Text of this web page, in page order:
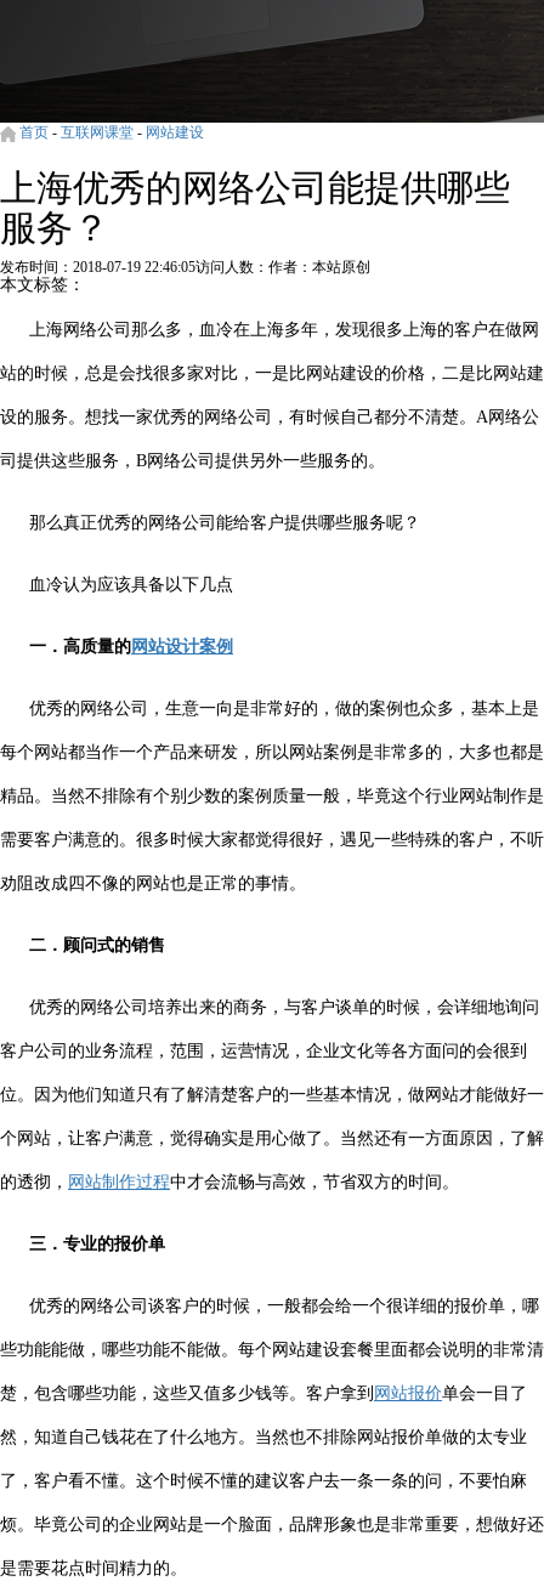
首页 - 互联网课堂 - 网站建设
上海优秀的网络公司能提供哪些
服务？
发布时间：2018-07-19 22:46:05访问人数： 作者：本站原创
本文标签：
上海网络公司 那么多，血冷在上海多年，发现很多上海的客户在做网
站的时候，总是会找很多家对比，一是比网站建设的价格，二是比网站建
设的服务。想找一家优秀的网络公司，有时候自己都分不清楚。A网络公
司提供这些服务，B网络公司提供另外一些服务的。
那么真正优秀的网络公司能给客户提供哪些服务呢？
血冷认为应该具备以下几点
一．高质量的网站设计案例
优秀的网络公司，生意一向是非常好的，做的案例也众多，基本上是
每个网站都当作一个产品来研发，所以网站案例是非常多的，大多也都是
精品。当然不排除有个别少数的案例质量一般，毕竟这个行业网站制作是
需要客户满意的。很多时候大家都觉得很好，遇见一些特殊的客户，不听
劝阻改成四不像的网站也是正常的事情。
二．顾问式的销售
优秀的网络公司培养出来的商务，与客户谈单的时候，会详细地询问
客户公司的业务流程，范围，运营情况，企业文化等各方面问的会很到
位。因为他们知道只有了解清楚客户的一些基本情况，做网站才能做好一
个网站，让客户满意，觉得确实是用心做了。当然还有一方面原因，了解
的透彻， 网站制作过程中才会流畅与高效，节省双方的时间。
三．专业的报价单
优秀的网络公司谈客户的时候，一般都会给一个很详细的报价单，哪
些功能能做，哪些功能不能做。每个网站建设套餐里面都会说明的非常清
楚，包含哪些功能，这些又值多少钱等。客户拿到 网站报价单会一目了
然，知道自己钱花在了什么地方。当然也不排除网站报价单做的太专业
了，客户看不懂。这个时候不懂的建议客户去一条一条的问，不要怕麻
烦。毕竟公司的企业网站是一个脸面，品牌形象也是非常重要，想做好还
是需要花点时间精力的。